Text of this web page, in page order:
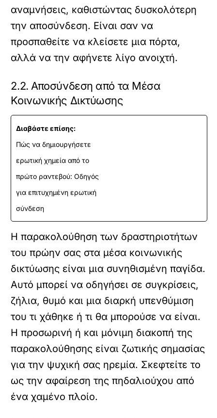
αναμνήσεις, καθιστώντας δυσκολότερη
την αποσύνδεση. Είναι σαν να
προσπαθείτε να κλείσετε μια πόρτα,
αλλά να την αφήνετε λίγο ανοιχτή.
2.2. Αποσύνδεση από τα Μέσα
Κοινωνικής Δικτύωσης
Διαβάστε επίσης:
Πώς να δημιουργήσετε
ερωτική χημεία από το
πρώτο ραντεβού: Οδηγός
για επιτυχημένη ερωτική
σύνδεση
Η παρακολούθηση των δραστηριοτήτων
του πρώην σας στα μέσα κοινωνικής
δικτύωσης είναι μια συνηθισμένη παγίδα.
Αυτό μπορεί να οδηγήσει σε συγκρίσεις,
ζήλια, θυμό και μια διαρκή υπενθύμιση
του τι χάθηκε ή τι θα μπορούσε να είναι.
Η προσωρινή ή και μόνιμη διακοπή της
παρακολούθησης είναι ζωτικής σημασίας
για την ψυχική σας ηρεμία. Σκεφτείτε το
ως την αφαίρεση της πηδαλιούχου από
ένα χαμένο πλοίο.